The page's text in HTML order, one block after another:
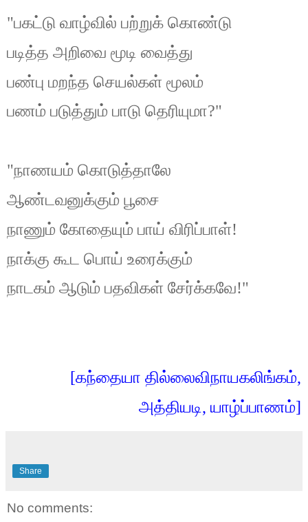
"பகட்டு வாழ்வில் பற்றுக் கொண்டு
படித்த அறிவை மூடி வைத்து
பண்பு மறந்த செயல்கள் மூலம்
பணம் படுத்தும் பாடு தெரியுமா?"
"நாணயம் கொடுத்தாலே
ஆண்டவனுக்கும் பூசை
நாணும் கோதையும் பாய் விரிப்பாள்!
நாக்கு கூட பொய் உரைக்கும்
நாடகம் ஆடும் பதவிகள் சேர்க்கவே!"
[கந்தையா தில்லைவிநாயகலிங்கம்,
அத்தியடி, யாழ்ப்பாணம்]
Share
No comments: